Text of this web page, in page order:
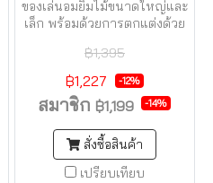
ของเล่นอมยิ้มไม้ขนาดใหญ่และ
เล็ก พร้อมด้วยการตกแต่งด้วย
ได้เอง
฿1,395
฿1,227 -12%
สมาชิก ฿1,199 -14%
สั่งซื้อสินค้า
เปรียบเทียบ